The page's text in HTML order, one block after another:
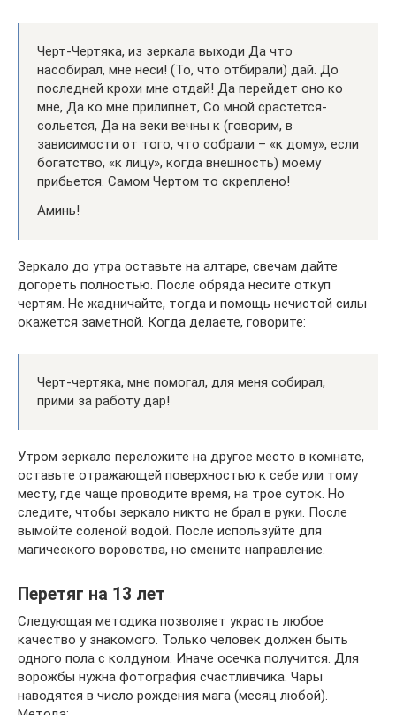
Черт-Чертяка, из зеркала выходи Да что
насобирал, мне неси! (То, что отбирали) дай. До
последней крохи мне отдай! Да перейдет оно ко
мне, Да ко мне прилипнет, Со мной срастется-
сольется, Да на веки вечны к (говорим, в
зависимости от того, что собрали – «к дому», если
богатство, «к лицу», когда внешность) моему
прибьется. Самом Чертом то скреплено!
Аминь!
Зеркало до утра оставьте на алтаре, свечам дайте
догореть полностью. После обряда несите откуп
чертям. Не жадничайте, тогда и помощь нечистой силы
окажется заметной. Когда делаете, говорите:
Черт-чертяка, мне помогал, для меня собирал,
прими за работу дар!
Утром зеркало переложите на другое место в комнате,
оставьте отражающей поверхностью к себе или тому
месту, где чаще проводите время, на трое суток. Но
следите, чтобы зеркало никто не брал в руки. После
вымойте соленой водой. После используйте для
магического воровства, но смените направление.
Перетяг на 13 лет
Следующая методика позволяет украсть любое
качество у знакомого. Только человек должен быть
одного пола с колдуном. Иначе осечка получится. Для
ворожбы нужна фотография счастливчика. Чары
наводятся в число рождения мага (месяц любой).